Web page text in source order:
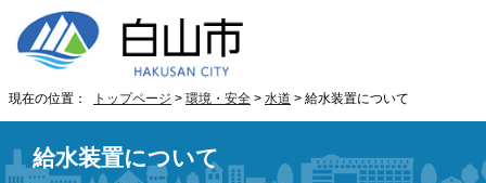
現在の位置： トップページ > 環境・安全 > 水道 > 給水装置について
給水装置について